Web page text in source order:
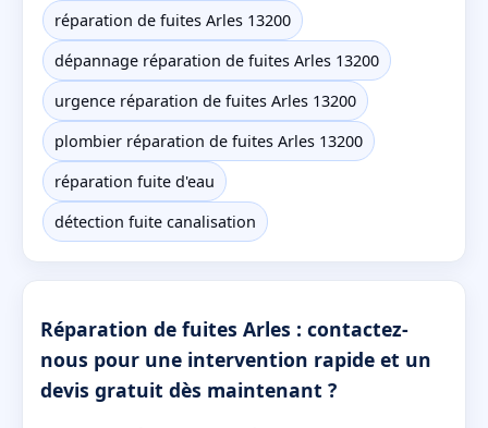
réparation de fuites Arles 13200
dépannage réparation de fuites Arles 13200
urgence réparation de fuites Arles 13200
plombier réparation de fuites Arles 13200
réparation fuite d'eau
détection fuite canalisation
Réparation de fuites Arles : contactez-
nous pour une intervention rapide et un
devis gratuit dès maintenant ?